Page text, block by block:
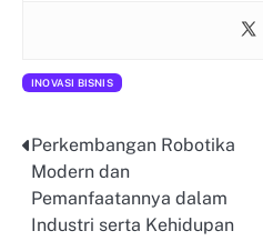
INOVASI BISNIS
Post
navigation
Perkembangan Robotika
Modern dan
Pemanfaatannya dalam
Industri serta Kehidupan